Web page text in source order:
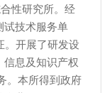
性研究所。经
试技术服务单
。开展了研发设
息及知识产权
。本所得到政府